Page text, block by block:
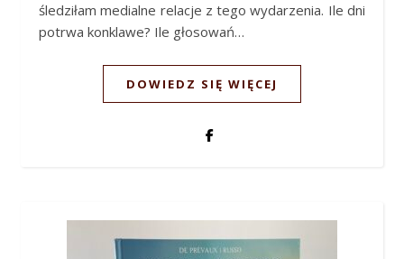
śledziłam medialne relacje z tego wydarzenia. Ile dni
potrwa konklawe? Ile głosowań…
DOWIEDZ SIĘ WIĘCEJ